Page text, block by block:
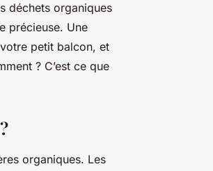
déchets organiques
précieuse. Une
petit balcon, et
? C’est ce que
organiques. Les